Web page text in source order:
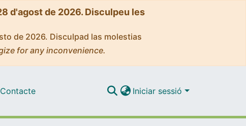
d'agost de 2026. Disculpeu les
de 2026. Disculpad las molestias
for any inconvenience.
Contacte Iniciar sessió